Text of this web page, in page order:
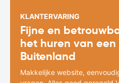
KLANTERVARING
Fijne en
het huren van
Buitenland
Makkelijke website,